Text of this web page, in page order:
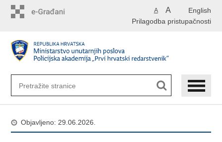
English
A A
Prilagodba pristupačnosti
Objavljeno: 29.06.2026.